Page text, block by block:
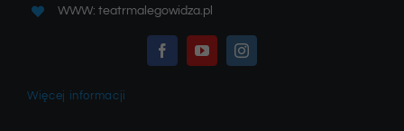
WWW: teatrmalegowidza.pl
Więcej informacji